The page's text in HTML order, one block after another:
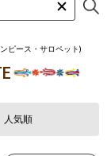
ピース・サロペット)
人気順